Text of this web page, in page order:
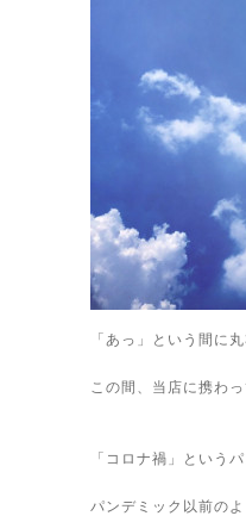
「あっ」という間に
この間、当店に携わ
「コロナ禍」という
パンデミック以前の